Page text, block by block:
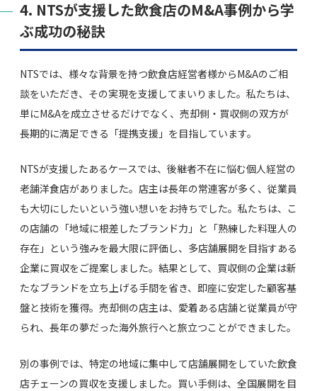
4. NTSが支援した飲食店のM&A事例から学
ぶ成功の秘訣
NTSでは、様々な背景を持つ飲食店経営者様からM&Aのご相
談をいただき、その実現を支援してまいりました。私たちは、
単にM&Aを成立させるだけでなく、売却側・買収側の双方が
長期的に満足できる「提携支援」を目指しています。
NTSが支援したあるケースでは、後継者不在に悩む個人経営の
老舗洋食店がありました。店主は長年の常連客が多く、従業員
も大切にしたいという強い想いをお持ちでした。私たちは、こ
の店舗の「地域に根差したブランド力」と「熟練した料理人の
存在」という強みを最大限に評価し、多店舗展開を目指すある
企業に買収をご提案しました。結果として、買収側の企業は新
たなブランドを立ち上げる手間を省き、即座に安定した顧客基
盤と技術を獲得。売却側の店主は、愛着ある店舗と従業員が守
られ、長年の夢だった海外旅行へと旅立つことができました。
別の事例では、特定の地域に集中して店舗展開をしていた飲食
店チェーンの買収を支援しました。買い手側は、全国展開を目